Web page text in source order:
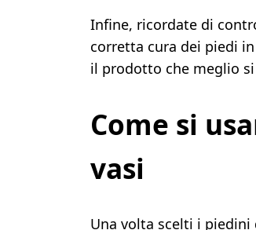
Infine, ricordate di
corretta cura dei piedi
il prodotto che meglio
Come si
vasi
Una volta scelti i